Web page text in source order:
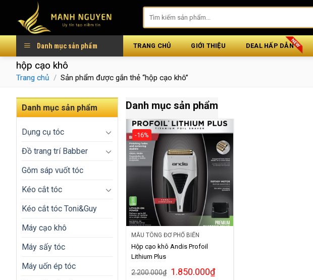
content
Danh mục sản phẩm TRANG CHỦ GIỚI THIỆU DEAL HẤP DẪN
hộp cạo khô
Trang chủ / Sản phẩm được gắn thẻ “hộp cạo khô”
Danh mục sản phẩm
Dụng cụ tóc
Đồ trang trí Babber
Gôm sáp vuốt tóc
Kéo cắt tóc
Kéo cắt tóc Toni&Guy
Máy cạo khô
Máy sấy tóc
Máy uốn ép tóc
Danh mục sản phẩm
-16%
MẪU TÔNG ĐƠ PHỔ BIẾN
Hộp cạo khô Andis Profoil
Lithium Plus
2.200.000₫ 1.850.000₫